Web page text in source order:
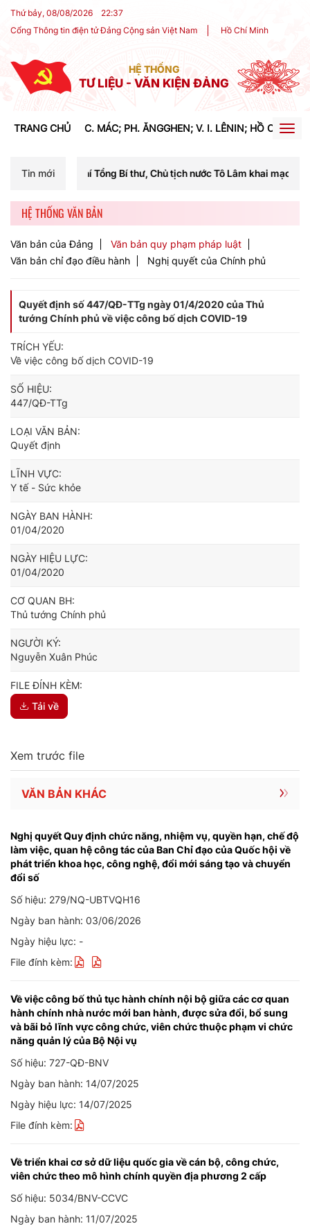
Thứ bảy, 08/08/2026 22:37
Cổng Thông tin điện tử Đảng Cộng sản Việt Nam
Hồ Chí Minh
HỆ THỐNG
TƯ LIỆU - VĂN KIỆN ĐẢNG
TRANG CHỦ C. MÁC; PH. ĂNGGHEN; V. I. LÊNIN; HỒ CHÍ
Tin mới
Tổng Bí thư, Chủ tịch nước Tô Lâm khai mạc Hội nghị Trung ương
HỆ THỐNG VĂN BẢN
Văn bản của Đảng
Văn bản quy phạm pháp luật
Văn bản chỉ đạo điều hành
Nghị quyết của Chính phủ
Quyết định số 447/QĐ-TTg ngày 01/4/2020 của Thủ
tướng Chính phủ về việc công bố dịch COVID-19
TRÍCH YẾU:
Về việc công bố dịch COVID-19
SỐ HIỆU:
447/QĐ-TTg
LOẠI VĂN BẢN:
Quyết định
LĨNH VỰC:
Y tế - Sức khỏe
NGÀY BAN HÀNH:
01/04/2020
NGÀY HIỆU LỰC:
01/04/2020
CƠ QUAN BH:
Thủ tướng Chính phủ
NGƯỜI KÝ:
Nguyễn Xuân Phúc
FILE ĐÍNH KÈM:
Tải về
Xem trước file
VĂN BẢN KHÁC
Nghị quyết Quy định chức năng, nhiệm vụ, quyền hạn, chế độ
làm việc, quan hệ công tác của Ban Chỉ đạo của Quốc hội về
phát triển khoa học, công nghệ, đổi mới sáng tạo và chuyển
đổi số
Số hiệu: 279/NQ-UBTVQH16
Ngày ban hành: 03/06/2026
Ngày hiệu lực: -
File đính kèm:
Về việc công bố thủ tục hành chính nội bộ giữa các cơ quan
hành chính nhà nước mới ban hành, được sửa đổi, bổ sung
và bãi bỏ lĩnh vực công chức, viên chức thuộc phạm vi chức
năng quản lý của Bộ Nội vụ
Số hiệu: 727-QĐ-BNV
Ngày ban hành: 14/07/2025
Ngày hiệu lực: 14/07/2025
File đính kèm:
Về triển khai cơ sở dữ liệu quốc gia về cán bộ, công chức,
viên chức theo mô hình chính quyền địa phương 2 cấp
Số hiệu: 5034/BNV-CCVC
Ngày ban hành: 11/07/2025